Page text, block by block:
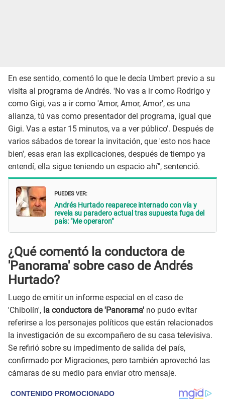
En ese sentido, comentó lo que le decía Umbert previo a su
visita al programa de Andrés. 'No vas a ir como Rodrigo y
como Gigi, vas a ir como 'Amor, Amor, Amor', es una
alianza, tú vas como presentador del programa, igual que
Gigi. Vas a estar 15 minutos, va a ver público'. Después de
varios sábados de torear la invitación, que 'esto nos hace
bien', esas eran las explicaciones, después de tiempo ya
entendí, ella sigue teniendo un espacio ahí", sentenció.
PUEDES VER:
Andrés Hurtado reaparece internado con vía y
revela su paradero actual tras supuesta fuga del
país: "Me operaron"
¿Qué comentó la conductora de
'Panorama' sobre caso de Andrés
Hurtado?
Luego de emitir un informe especial en el caso de
'Chibolín', la conductora de 'Panorama' no pudo evitar
referirse a los personajes políticos que están relacionados
la investigación de su excompañero de su casa televisiva.
Se refirió sobre su impedimento de salida del país,
confirmado por Migraciones, pero también aprovechó las
cámaras de su medio para enviar otro mensaje.